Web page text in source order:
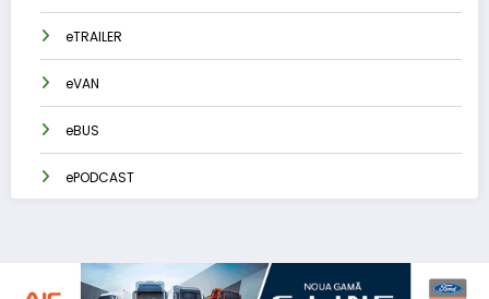
eTRAILER
eVAN
eBUS
ePODCAST